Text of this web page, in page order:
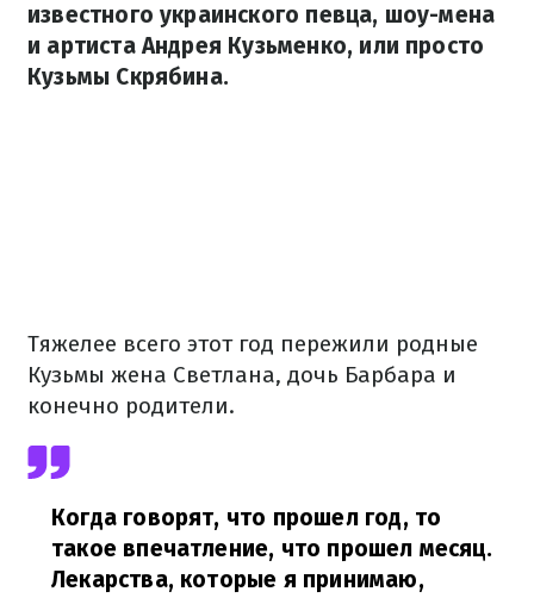
известного украинского певца, шоу-мена
и артиста Андрея Кузьменко, или просто
Кузьмы Скрябина.
Тяжелее всего этот год пережили родные
Кузьмы жена Светлана, дочь Барбара и
конечно родители.
Когда говорят, что прошел год, то
такое впечатление, что прошел месяц.
Лекарства, которые я принимаю,